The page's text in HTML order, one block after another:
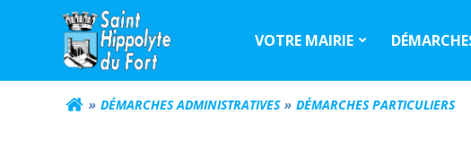
VOTRE MAIRIE
DÉMARCHES ADMINISTRATIVES DÉMARCHES PARTICULIERS